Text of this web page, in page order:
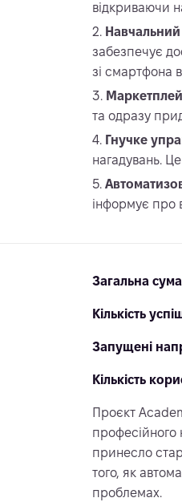
відкриваючи
забезпечує
зі смартфона
та одразу
Гнучке
нагадувань.
інформує про
Загальна
Кількість
Запущені
Кількість
Проєкт
професійного
принесло
того, як
проблемах.